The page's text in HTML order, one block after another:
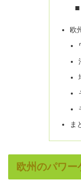
欧
ま
欧州のパワー